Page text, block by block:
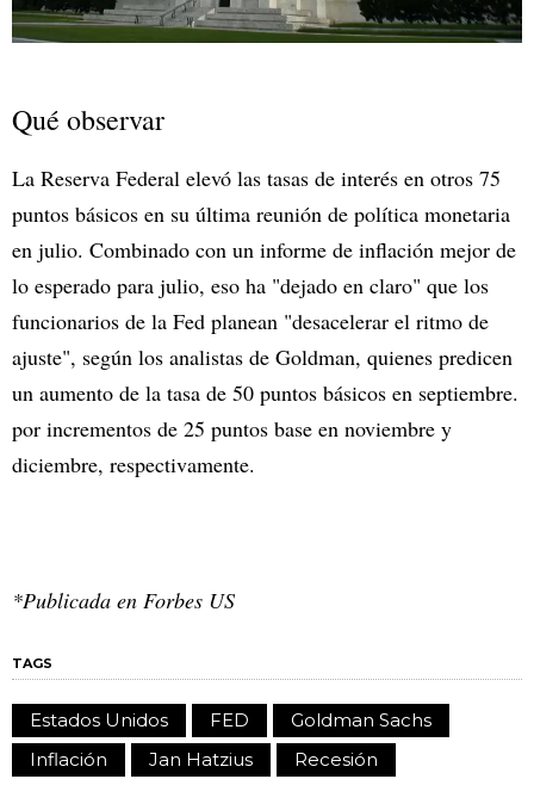
Qué observar
La Reserva Federal elevó las tasas de interés en otros 75
puntos básicos en su última reunión de política monetaria
en julio. Combinado con un informe de inflación mejor de
lo esperado para julio, eso ha "dejado en claro" que los
funcionarios de la Fed planean "desacelerar el ritmo de
ajuste", según los analistas de Goldman, quienes predicen
un aumento de la tasa de 50 puntos básicos en septiembre.
por incrementos de 25 puntos base en noviembre y
diciembre, respectivamente.
*Publicada en Forbes US
TAGS
Estados Unidos FED
Goldman Sachs
Inflación
Jan Hatzius Recesión